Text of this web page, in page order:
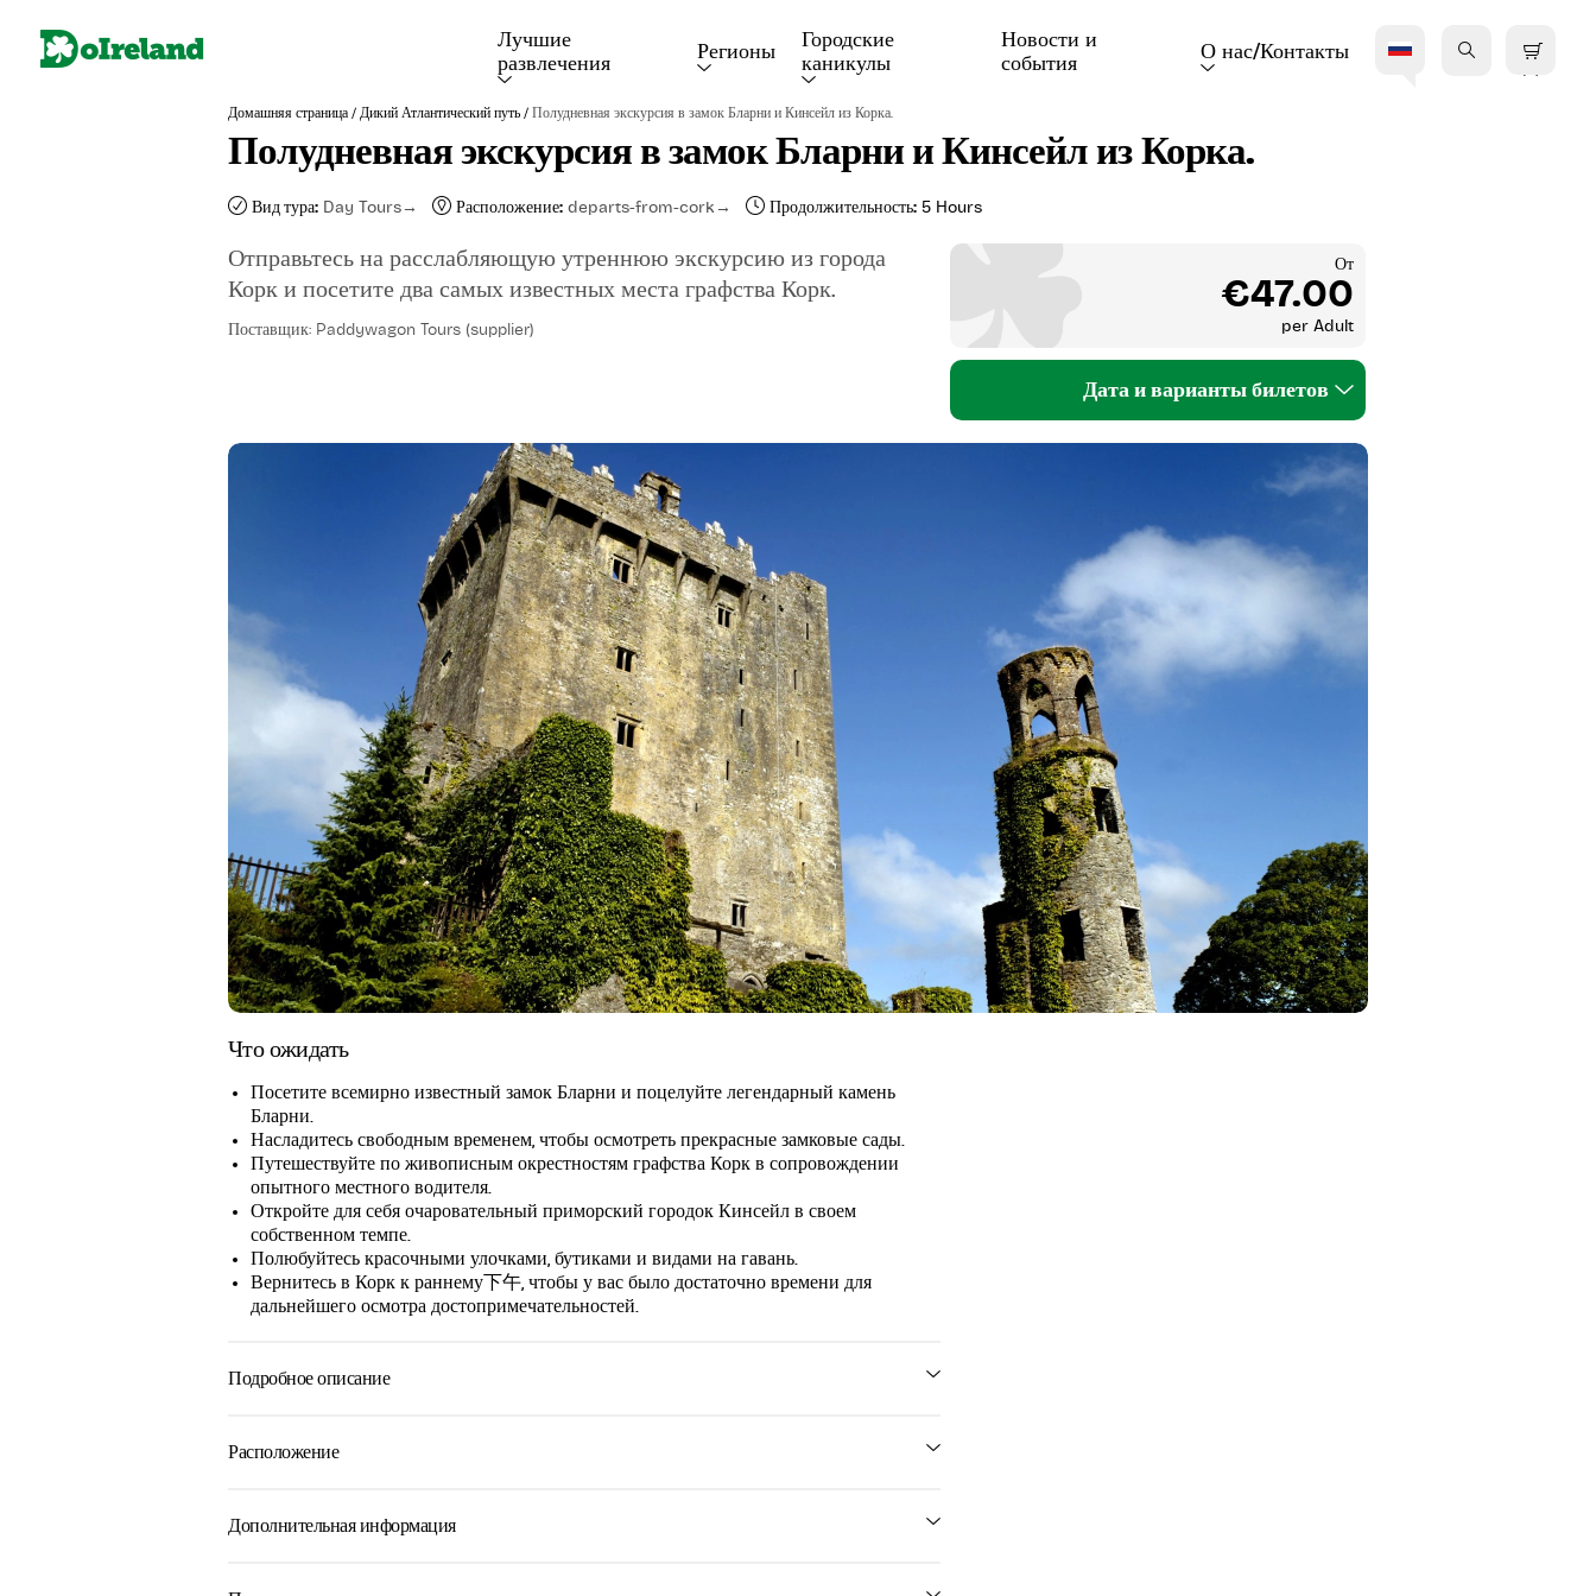
Лучшие
развлечения
Регионы
Городские
каникулы
Новости и
события
О нас/Контакты
Домашняя страница / Дикий Атлантический путь / Полудневная экскурсия в замок Бларни и Кинсейл из Корка.
Полудневная экскурсия в замок Бларни и Кинсейл из Корка.
Вид тура: Day Tours Расположение: departs-from-cork Продолжительность: 5 Hours
Отправьтесь на расслабляющую утреннюю экскурсию из города
Корк и посетите два самых известных места графства Корк.
Поставщик: Paddywagon Tours (supplier)
От
€47.00
per Adult
Дата и варианты билетов
Что ожидать
Посетите всемирно известный замок Бларни и поцелуйте легендарный камень
Бларни.
Насладитесь свободным временем, чтобы осмотреть прекрасные замковые сады.
Путешествуйте по живописным окрестностям графства Корк в сопровождении
опытного местного водителя.
Откройте для себя очаровательный приморский городок Кинсейл в своем
собственном темпе.
Полюбуйтесь красочными улочками, бутиками и видами на гавань.
Вернитесь в Корк к раннему下午, чтобы у вас было достаточно времени для
дальнейшего осмотра достопримечательностей.
Подробное описание
полудневную экскурсию из Корка в замок Бларни и Кинсейл — одну из самых
достопримечательности Ирландии всего за несколько часов.
Расположение
Дополнительная информация